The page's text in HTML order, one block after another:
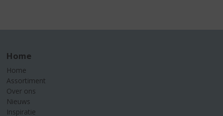
Home
Home
Assortiment
Over ons
Nieuws
Inspiratie